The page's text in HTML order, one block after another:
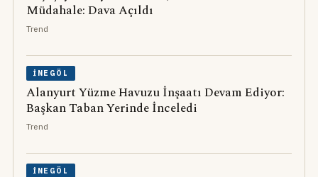
Müdahale: Dava Açıldı
Trend
İNEGÖL
Alanyurt Yüzme Havuzu İnşaatı Devam Ediyor:
Başkan Taban Yerinde İnceledi
Trend
İNEGÖL